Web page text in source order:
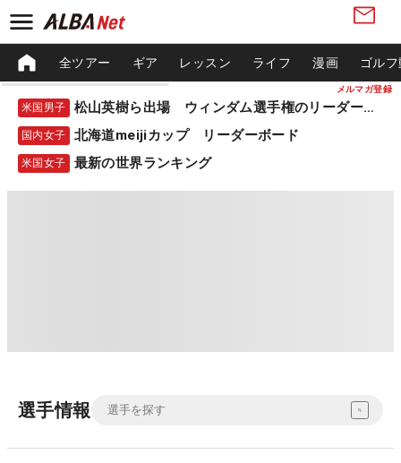
メルマガ登録
全ツアー ギア レッスン ライフ 漫画 ゴル
米国男子 松山英樹ら出場 ウィンダム選手権のリーダーボード
国内女子 北海道meijiカップ リーダーボード
米国女子 最新の世界ランキング
選手情報